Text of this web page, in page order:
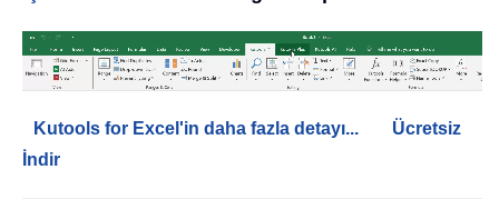
Kutools for Excel'in daha fazla detayı...
Ücretsiz
İndir